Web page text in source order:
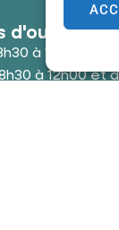
d'ouverture
à 12h00 et
à 12h00 et